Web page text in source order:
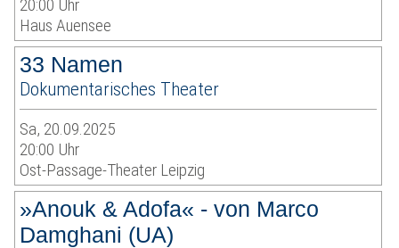
20:00 Uhr
Haus Auensee
33 Namen
Dokumentarisches Theater
Sa, 20.09.2025
20:00 Uhr
Ost-Passage-Theater Leipzig
»Anouk & Adofa« - von Marco
Damghani (UA)